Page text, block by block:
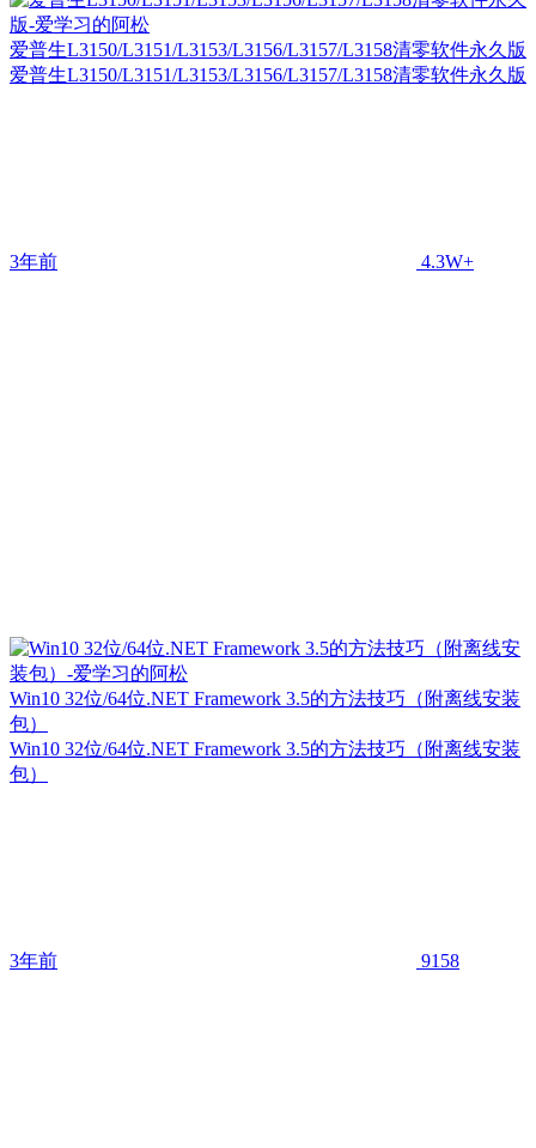
爱普生L3150/L3151/L3153/L3156/L3157/L3158清零软件永久版
爱普生L3150/L3151/L3153/L3156/L3157/L3158清零软件永久版
3年前 4.3W+
Win10 32位/64位.NET Framework 3.5的方法技巧（附离线安装
包）
Win10 32位/64位.NET Framework 3.5的方法技巧（附离线安装
包）
3年前 9158